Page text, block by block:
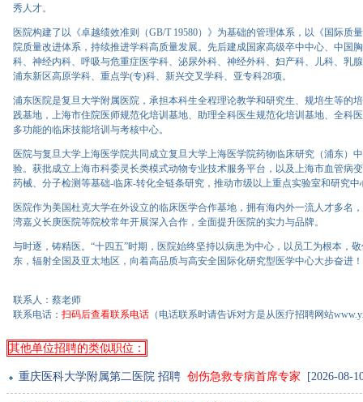
秀人才。
医院构建了以《卓越绩效准则（GB/T 19580）》为基础的管理体系，以《国际
院质量改进体系，持续推进学科高质量发展。先后建成国家高级卒中中心、中
科、神经内科、呼吸与危重症医学科、泌尿外科、神经外科、妇产科、儿科、乳
浦东新区高原学科、重点学(专)科、新兴交叉学科、亚专科28项。
浦东医院是复旦大学附属医院，承担本科生全程理论教学和研究生、规培生等
践基地，上海市住院医师规范化培训基地、助理全科医生规范化培训基地、全
多功能的临床技能培训与考核中心。
医院与复旦大学上海医学院共同成立复旦大学上海医学院药物临床研究（浦东
验。获批成立上海市科委灵长类模式动物专业技术服务平台，以及上海市血管病
药械、分子检测等基础-临床-转化全链条研究，推动市级以上重点实验室和研究
医院作为美国杜克大学在外设立的临床医学合作基地，拥有海内外一流人才多
湾嘉义长庚医院等院校常年开展深入合作，全面提升医院的实力与品牌。
与时逐，铸精医。“十四五”时期，医院始终坚持以病患为中心，以员工为根本，
东，辐射全国及亚太地区，向着高品质与高安全国际化研究型医学中心大步奋进！
联系人：蔡老师
联系电话： 扫码后查看联系电话（电话联系时请告诉对方是从医疗招聘网站
其他单位招聘的类似职位：
重庆医科大学附属第二医院 招聘 创伤急救专病首席专家 [2026-08-